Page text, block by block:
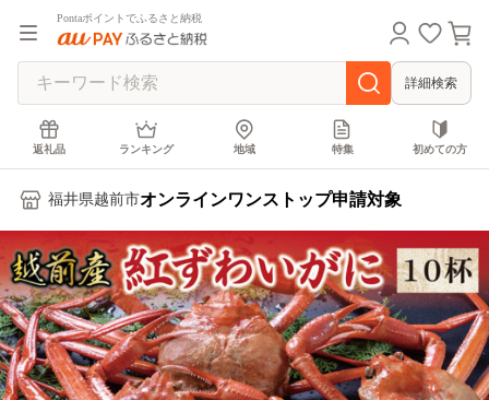
Pontaポイントでふるさと納税
詳細検索
返礼品 ランキング 地域 特集 初めての方
福井県越前市オンラインワンストップ申請対象